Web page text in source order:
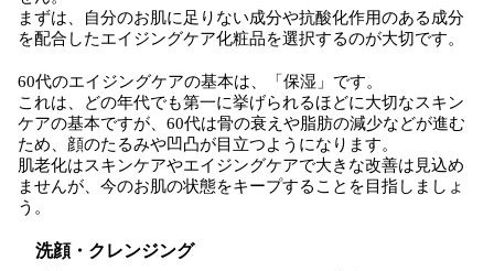
まずは、自分のお肌に足りない成分や抗酸化作用のある成分
を配合したエイジングケア化粧品を選択するのが大切です。
60代のエイジングケアの基本は、「保湿」です。
これは、どの年代でも第一に挙げられるほどに大切なスキン
ケアの基本ですが、60代は骨の衰えや脂肪の減少などが進む
ため、顔のたるみや凹凸が目立つようになります。
肌老化はスキンケアやエイジングケアで大きな改善は見込め
ませんが、今のお肌の状態をキープすることを目指しましょ
う。
洗顔・クレンジング